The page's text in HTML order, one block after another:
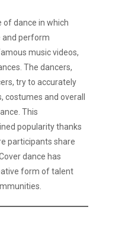
of dance in which
and perform
music videos,
The dancers,
try to accurately
and overall
This
popularity thanks
participants share
dance has
form of talent